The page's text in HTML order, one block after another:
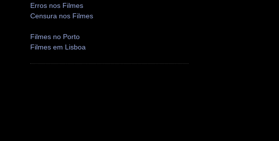
Erros nos Filmes
Censura nos Filmes
Filmes no Porto
Filmes em Lisboa